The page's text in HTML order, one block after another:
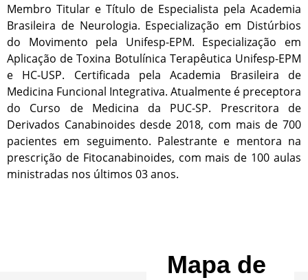
Membro Titular e Título de Especialista pela Academia
Brasileira de Neurologia. Especialização em Distúrbios
do Movimento pela Unifesp-EPM. Especialização em
Aplicação de Toxina Botulínica Terapêutica Unifesp-EPM
e HC-USP. Certificada pela Academia Brasileira de
Medicina Funcional Integrativa. Atualmente é preceptora
do Curso de Medicina da PUC-SP. Prescritora de
Derivados Canabinoides desde 2018, com mais de 700
pacientes em seguimento. Palestrante e mentora na
prescrição de Fitocanabinoides, com mais de 100 aulas
ministradas nos últimos 03 anos.
Mapa de